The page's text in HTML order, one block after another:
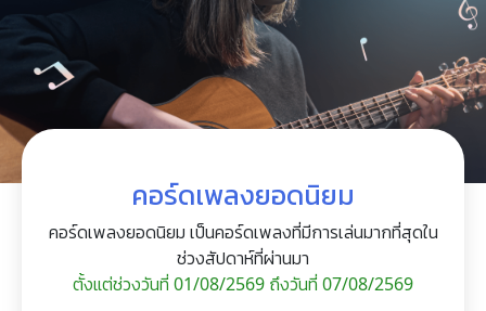
คอร์ดเพลงยอดนิยม
คอร์ดเพลงยอดนิยม เป็นคอร์ดเพลงที่มีการเล่นมากที่สุดใน
ช่วงสัปดาห์ที่ผ่านมา
ตั้งแต่ช่วงวันที่ 01/08/2569 ถึงวันที่ 07/08/2569